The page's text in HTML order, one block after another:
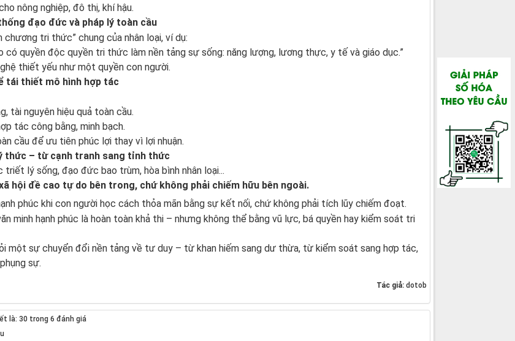
nông nghiệp, đô thị, khí hậu.
đạo đức và pháp lý toàn cầu
chương tri thức” chung của nhân loại, ví dụ:
có quyền độc quyền tri thức làm nền tảng sự sống: năng lượng, lương thực, y tế và giáo dục.”
thiết yếu như một quyền con người.
tái thiết mô hình hợp tác
tài nguyên hiệu quả toàn cầu.
tác công bằng, minh bạch.
cầu để ưu tiên phúc lợi thay vì lợi nhuận.
thức – từ cạnh tranh sang tỉnh thức
triết lý sống, đạo đức bao trùm, hòa bình nhân loại...
hội đề cao tự do bên trong, chứ không phải chiếm hữu bên ngoài.
phúc khi con người học cách thỏa mãn bằng sự kết nối, chứ không phải tích lũy chiếm đoạt.
minh hạnh phúc là hoàn toàn khả thi – nhưng không thể bằng vũ lực, bá quyền hay kiểm soát tri
một sự chuyển đổi nền tảng về tư duy – từ khan hiếm sang dư thừa, từ kiểm soát sang hợp tác,
sự.
Tác giả: dotob
là: 30 trong 6 đánh giá